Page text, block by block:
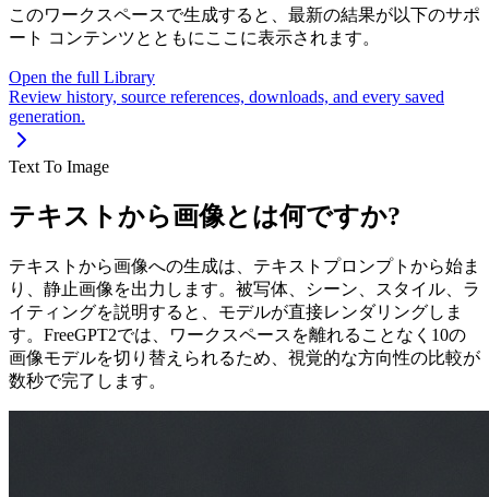
このワークスペースで生成すると、最新の結果が以下のサポ
ート コンテンツとともにここに表示されます。
Open the full Library
Review history, source references, downloads, and every saved
generation.
Text To Image
テキストから画像とは何ですか?
テキストから画像への生成は、テキストプロンプトから始ま
り、静止画像を出力します。被写体、シーン、スタイル、ラ
イティングを説明すると、モデルが直接レンダリングしま
す。FreeGPT2では、ワークスペースを離れることなく10の
画像モデルを切り替えられるため、視覚的な方向性の比較が
数秒で完了します。